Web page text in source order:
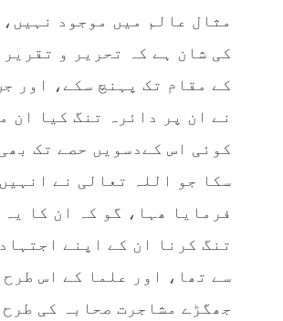
مثال عالم میں موجود
کی شان ہے کہ تحریر و تقریر
کے مقام تک پہنچ سکے، اور
نے ان پر دائرہ تنگ کیا ان
کوئی اس کےدسویں حصے تک
سکا جو اللہ تعالی نے
فرمایا ھہا، گو کہ ان کا یہ
تنگ کرنا ان کے اپنے
سے تھا، اور علما کے اس
جھگڑے مشاجرت صحابہ کی طرح